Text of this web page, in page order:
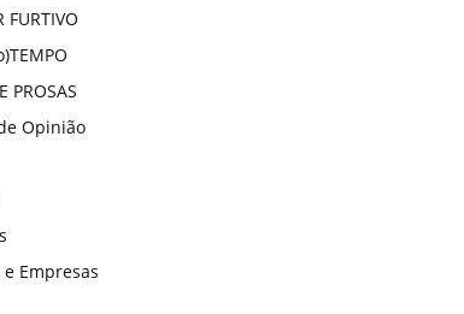
FURTIVO
PROSAS
Opinião
Empresas